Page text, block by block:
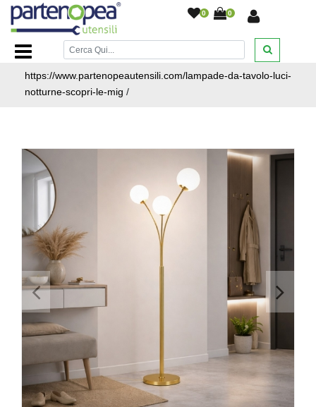
0 0
Home Page/ILLUMINAZIONE LED/LAMPADE DA
TAVOLO E LUCI NOTTURNE/
https://www.partenopeautensili.com/lampade-da-tavolo-luci-
notturne-scopri-le-mig /
< >